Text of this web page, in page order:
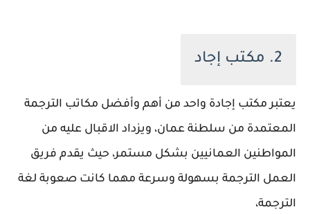
2. مكتب إجاد
يعتبر مكتب إجادة واحد من أهم وأفضل مكاتب الترجمة
المعتمدة من سلطنة عمان، ويزداد الاقبال عليه من
المواطنين العمانيين بشكل مستمر، حيث يقدم فريق
العمل الترجمة بسهولة وسرعة مهما كانت صعوبة لغة
الترجمة،